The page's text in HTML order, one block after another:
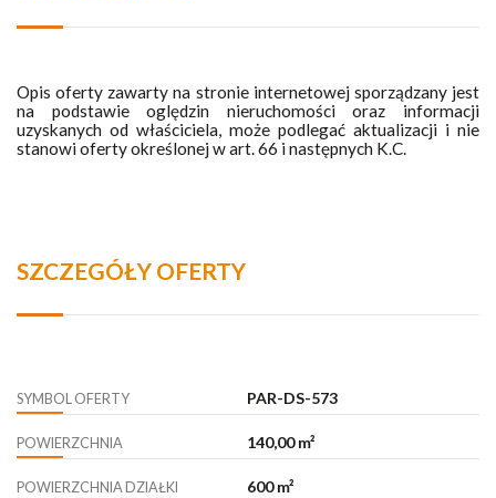
Opis oferty zawarty na stronie internetowej sporządzany jest
na podstawie oględzin nieruchomości oraz informacji
uzyskanych od właściciela, może podlegać aktualizacji i nie
stanowi oferty określonej w art. 66 i następnych K.C.
SZCZEGÓŁY OFERTY
SYMBOL OFERTY PAR-DS-573
POWIERZCHNIA 140,00 m²
POWIERZCHNIA DZIAŁKI 600 m²